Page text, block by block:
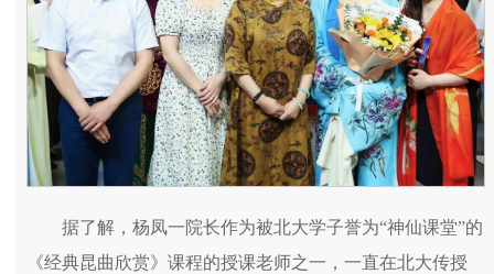
据了解，杨凤一院长作为被北大学子誉为“神仙课堂”的
《经典昆曲欣赏》课程的授课老师之一，一直在北大传授